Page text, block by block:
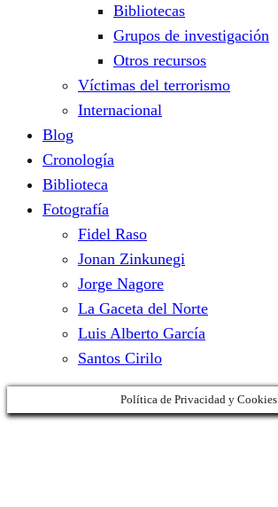
Bibliotecas
Grupos de investigación
Otros recursos
Víctimas del terrorismo
Internacional
Blog
Cronología
Biblioteca
Fotografía
Fidel Raso
Jonan Zinkunegi
Jorge Nagore
La Gaceta del Norte
Luis Alberto García
Santos Cirilo
Política de Privacidad y Cookies